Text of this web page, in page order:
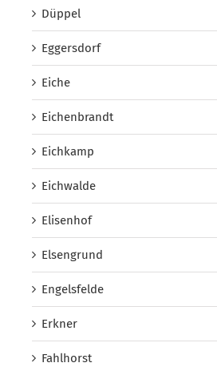
Düppel
Eggersdorf
Eiche
Eichenbrandt
Eichkamp
Eichwalde
Elisenhof
Elsengrund
Engelsfelde
Erkner
Fahlhorst